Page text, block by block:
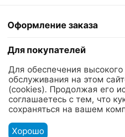
Оформление заказа
Для покупателей
ТГ "Модный Сезон"
© 2025 Lerian. Ювелирные
с жемчугом.
Для обеспечения высокого
обслуживания на этом
(cookies). Продолжая его
соглашаетесь с тем, что
сохраняться на вашем
Хорошо